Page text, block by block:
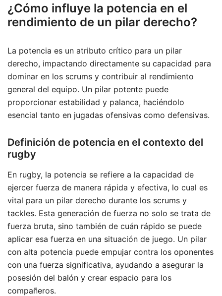
¿Cómo influye la potencia en el
rendimiento de un pilar derecho?
La potencia es un atributo crítico para un pilar
derecho, impactando directamente su capacidad para
dominar en los scrums y contribuir al rendimiento
general del equipo. Un pilar potente puede
proporcionar estabilidad y palanca, haciéndolo
esencial tanto en jugadas ofensivas como defensivas.
Definición de potencia en el contexto del
rugby
En rugby, la potencia se refiere a la capacidad de
ejercer fuerza de manera rápida y efectiva, lo cual es
vital para un pilar derecho durante los scrums y
tackles. Esta generación de fuerza no solo se trata de
fuerza bruta, sino también de cuán rápido se puede
aplicar esa fuerza en una situación de juego. Un pilar
con alta potencia puede empujar contra los oponentes
con una fuerza significativa, ayudando a asegurar la
posesión del balón y crear espacio para los
compañeros.